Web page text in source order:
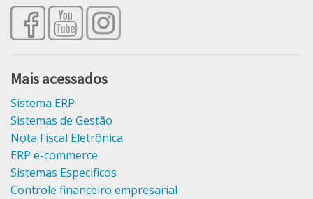
Mais acessados
Sistema ERP
Sistemas de Gestão
Nota Fiscal Eletrônica
ERP e-commerce
Sistemas Especificos
Controle financeiro empresarial